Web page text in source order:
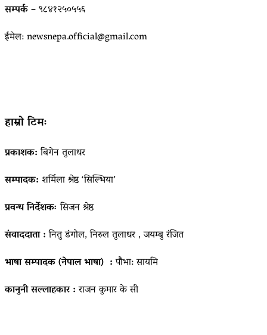
सम्पर्क –९८४१२५०५५६
ईमेल: newsnepa.official@gmail.com
हाम्रो टिमः
प्रकाशक:बिगेन तुलाधर
सम्पादक: शर्मिला श्रेष्ठ ‘सिल्भिया’
प्रवन्ध निर्देशकःसिजन श्रेष्ठ
संवाददाता :नितु डंगोल, निरुल तुलाधर , जयम्बु रंजित
भाषा सम्पादक (नेपाल भाषा) :पौभा: सायमि
कानुनी सल्लाहकार :राजन कुमार के सी